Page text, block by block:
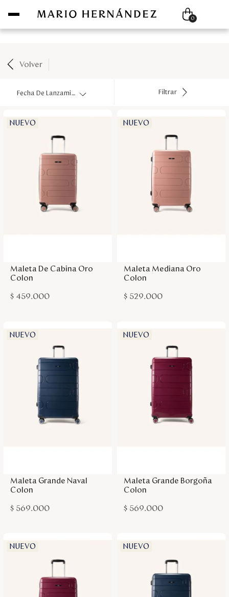
Compra hoy paga después con ADDI 0% interés
Mujer
Hombre
Unisex
Colecciones
Nuestras Tiendas
Colombia
Costa Rica
Panamá
USA
Venezuela
0
Volver
Fecha De Lanzamiento Filtrar
NUEVO
Maleta De Cabina Oro
Colon
$ 459.000
NUEVO
Maleta Mediana Oro
Colon
$ 529.000
NUEVO
Maleta Grande Naval
Colon
$ 569.000
NUEVO
Maleta Grande Borgoña
Colon
$ 569.000
NUEVO NUEVO